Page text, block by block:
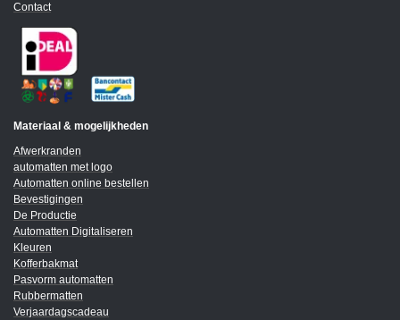
Contact
Materiaal & mogelijkheden
Afwerkranden
automatten met logo
Automatten online bestellen
Bevestigingen
De Productie
Automatten Digitaliseren
Kleuren
Kofferbakmat
Pasvorm automatten
Rubbermatten
Verjaardagscadeau